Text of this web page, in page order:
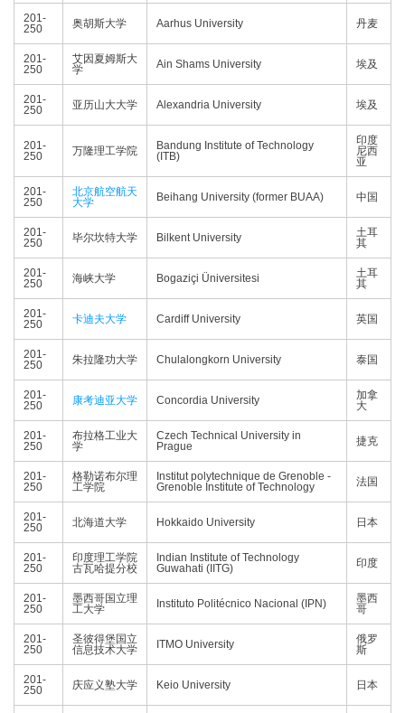
201-
250
奥胡斯大学 Aarhus University 丹麦
201-
250
艾因夏姆斯大
学
Ain Shams University 埃及
201-
250
亚历山大大学 Alexandria University 埃及
201-
250
万隆理工学院
Bandung Institute of Technology
(ITB)
印度
尼西
亚
201-
250
北京航空航天
大学
Beihang University (former BUAA) 中国
201-
250
毕尔坎特大学 Bilkent University
土耳
其
201-
250
海峡大学 Bogaziçi Üniversitesi
土耳
其
201-
250
卡迪夫大学 Cardiff University 英国
201-
250
朱拉隆功大学 Chulalongkorn University 泰国
201-
250
康考迪亚大学 Concordia University
加拿
大
201-
250
布拉格工业大
学
Czech Technical University in
Prague
捷克
201-
250
格勒诺布尔理
工学院
Institut polytechnique de Grenoble -
Grenoble Institute of Technology
法国
201-
250
北海道大学 Hokkaido University 日本
201-
250
印度理工学院
古瓦哈提分校
Indian Institute of Technology
Guwahati (IITG)
印度
201-
250
墨西哥国立理
工大学
Instituto Politécnico Nacional (IPN)
墨西
哥
201-
250
圣彼得堡国立
信息技术大学
ITMO University
俄罗
斯
201-
250
庆应义塾大学 Keio University 日本